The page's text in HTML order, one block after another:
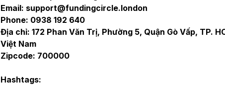
Email: support@fundingcircle.london
Phone: 0938 192 640
Địa chỉ: 172 Phan Văn Trị, Phường 5, Quận Gò Vấp, TP.
Việt Nam
Zipcode: 700000
Hashtags: